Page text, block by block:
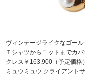
ヴィンテージライクなゴー
Ｔシャツからニットまでカ
クレス￥163,900（予定価格
ミュウミュウ クライアント